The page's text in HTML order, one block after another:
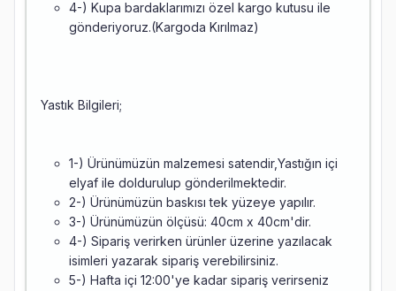
4-) Kupa bardaklarımızı özel kargo kutusu ile
gönderiyoruz.(Kargoda Kırılmaz)
Yastık Bilgileri;
1-) Ürünümüzün malzemesi satendir,Yastığın içi
elyaf ile doldurulup gönderilmektedir.
2-) Ürünümüzün baskısı tek yüzeye yapılır.
3-) Ürünümüzün ölçüsü: 40cm x 40cm'dir.
4-) Sipariş verirken ürünler üzerine yazılacak
isimleri yazarak sipariş verebilirsiniz.
5-) Hafta içi 12:00'ye kadar sipariş verirseniz